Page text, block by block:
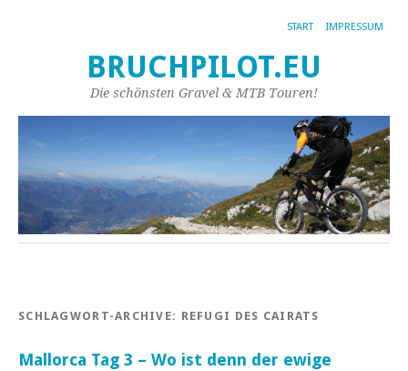
START IMPRESSUM
BRUCHPILOT.EU
Die schönsten Gravel & MTB Touren!
SCHLAGWORT-ARCHIVE: REFUGI DES CAIRATS
Mallorca Tag 3 – Wo ist denn der ewige